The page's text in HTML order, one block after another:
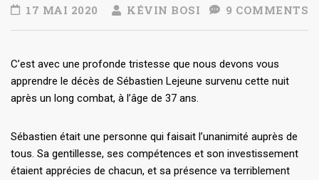
17 MAI 2020 KÉVIN BOSI 9 COMMENTS
C’est avec une profonde tristesse que nous devons vous
apprendre le décès de Sébastien Lejeune survenu cette nuit
après un long combat, à l’âge de 37 ans.
Sébastien était une personne qui faisait l’unanimité auprès de
tous. Sa gentillesse, ses compétences et son investissement
étaient apprécies de chacun, et sa présence va terriblement